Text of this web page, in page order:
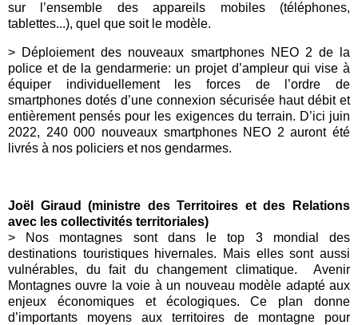
sur l’ensemble des appareils mobiles (téléphones,
tablettes...), quel que soit le modèle.
> Déploiement des nouveaux smartphones NEO 2 de la
police et de la gendarmerie: un projet d’ampleur qui vise à
équiper individuellement les forces de l’ordre de
smartphones dotés d’une connexion sécurisée haut débit et
entièrement pensés pour les exigences du terrain. D’ici juin
2022, 240 000 nouveaux smartphones NEO 2 auront été
livrés à nos policiers et nos gendarmes.
Joël Giraud (ministre des Territoires et des Relations
avec les collectivités territoriales)
> Nos montagnes sont dans le top 3 mondial des
destinations touristiques hivernales. Mais elles sont aussi
vulnérables, du fait du changement climatique.
Avenir
Montagnes ouvre la voie à un nouveau modèle adapté aux
enjeux économiques et écologiques. Ce plan donne
d’importants moyens aux territoires de montagne pour